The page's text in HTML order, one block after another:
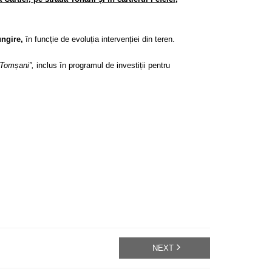
în funcție de evoluția intervenției din teren.
inclus în programul de investiții pentru
NEXT